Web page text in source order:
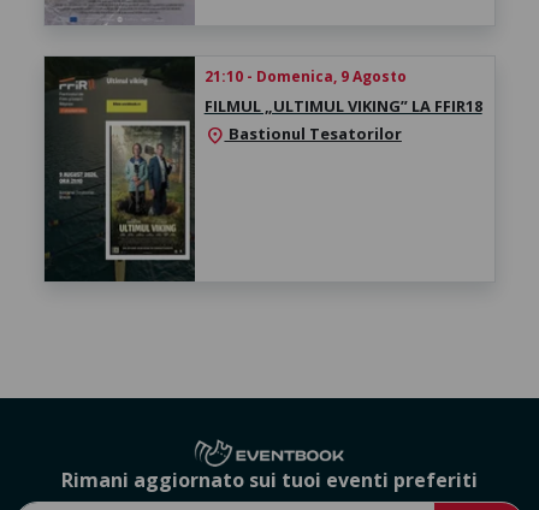
21:10 - Domenica, 9 Agosto
FILMUL „ULTIMUL VIKING” LA FFIR18
location_on Bastionul Tesatorilor
Rimani aggiornato sui tuoi eventi preferiti